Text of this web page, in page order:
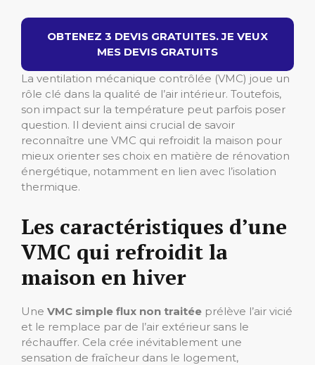
OBTENEZ 3 DEVIS GRATUITES. JE VEUX
MES DEVIS GRATUITS
La ventilation mécanique contrôlée (VMC) joue un
rôle clé dans la qualité de l’air intérieur. Toutefois,
son impact sur la température peut parfois poser
question. Il devient ainsi crucial de savoir
reconnaître une VMC qui refroidit la maison pour
mieux orienter ses choix en matière de rénovation
énergétique, notamment en lien avec l’isolation
thermique.
Les caractéristiques d’une
VMC qui refroidit la
maison en hiver
Une VMC simple flux non traitée prélève l’air vicié
et le remplace par de l’air extérieur sans le
réchauffer. Cela crée inévitablement une
sensation de fraîcheur dans le logement,